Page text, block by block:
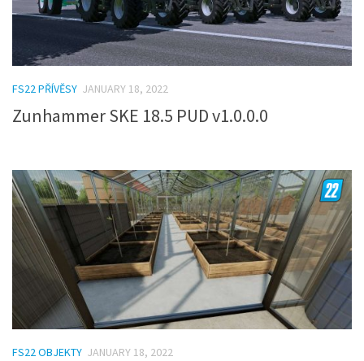
FS22 PŘÍVĚSY JANUARY 18, 2022
Zunhammer SKE 18.5 PUD v1.0.0.0
FS22 OBJEKTY JANUARY 18, 2022